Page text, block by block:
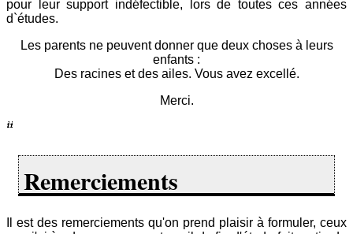
pour leur support indéfectible, lors de toutes ces années
d`études.
Les parents ne peuvent donner que deux choses à leurs
enfants :
Des racines et des ailes. Vous avez excellé.
Merci.
Remerciements
Il est des remerciements qu'on prend plaisir à formuler, ceux